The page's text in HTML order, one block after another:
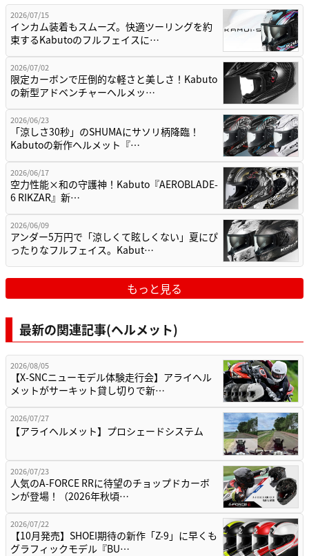
2026/07/15
インカム装着もスムーズ。快適ツーリングを約
束するKabutoのフルフェイスに…
2026/07/02
限定カーボンで圧倒的な軽さと美しさ！Kabuto
の新型アドベンチャーヘルメッ…
2026/06/23
「涼しさ30秒」のSHUMAにサソリ柄降臨！
Kabutoの新作ヘルメット『…
2026/06/17
空力性能×和の守護神！Kabuto『AEROBLADE-
6 RIKZAR』新…
2026/06/09
アンダー5万円で「涼しくて眩しくない」夏にぴ
ったりなフルフェイス。Kabut…
もっと見る
最新の関連記事(ヘルメット)
2026/08/05
【X-SNCニューモデル体験走行会】アライヘル
メットがサーキット貸し切りで新…
2026/07/27
【アライヘルメット】プロシェードシステム
2026/07/23
人気のA-FORCE RRに待望のチョップドカーボ
ンが登場！（2026年秋頃…
2026/07/22
【10月発売】SHOEI期待の新作「Z-9」に早くも
グラフィックモデル『BU…